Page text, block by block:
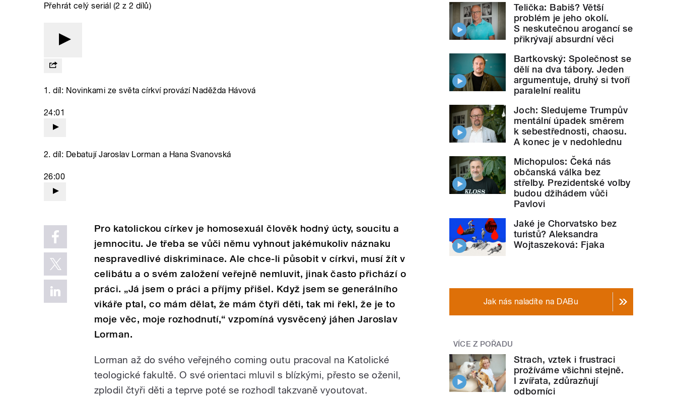
Přehrát celý seriál (2 z 2 dílů)
1. díl: Novinkami ze světa církví provází Naděžda Hávová
24:01
2. díl: Debatují Jaroslav Lorman a Hana Svanovská
26:00
Pro katolickou církev je homosexuál člověk hodný úcty, soucitu a
jemnocitu. Je třeba se vůči němu vyhnout jakémukoliv náznaku
nespravedlivé diskriminace. Ale chce-li působit v církvi, musí žít v
celibátu a o svém založení veřejně nemluvit, jinak často přichází o
práci. „Já jsem o práci a příjmy přišel. Když jsem se generálního
vikáře ptal, co mám dělat, že mám čtyři děti, tak mi řekl, že je to
moje věc, moje rozhodnutí,“ vzpomíná vysvěcený jáhen Jaroslav
Lorman.
Lorman až do svého veřejného coming outu pracoval na Katolické
teologické fakultě. O své orientaci mluvil s blízkými, přesto se oženil,
zplodil čtyři děti a teprve poté se rozhodl takzvaně vyoutovat.
Telička: Babiš? Větší
problém je jeho okolí.
S neskutečnou arogancí se
přikrývají absurdní věci
Bartkovský: Společnost se
dělí na dva tábory. Jeden
argumentuje, druhý si tvoří
paralelní realitu
Joch: Sledujeme Trumpův
mentální úpadek směrem
k sebestřednosti, chaosu.
A konec je v nedohlednu
Michopulos: Čeká nás
občanská válka bez
střelby. Prezidentské volby
budou džihádem vůči
Pavlovi
Jaké je Chorvatsko bez
turistů? Aleksandra
Wojtaszeková: Fjaka
Jak nás naladíte na DABu
VÍCE Z POŘADU
Strach, vztek i frustraci
prožíváme všichni stejně.
I zvířata, zdůrazňují
odborníci